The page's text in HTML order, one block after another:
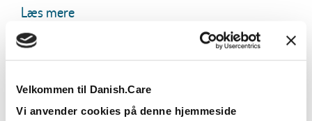
Velkommen til Danish.Care
Vi anvender cookies på denne hjemmeside
Læs mere